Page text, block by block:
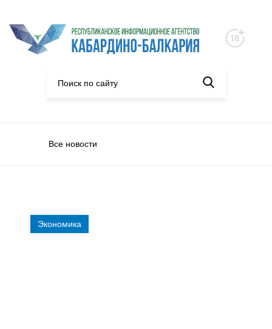
Все новости
Экономика